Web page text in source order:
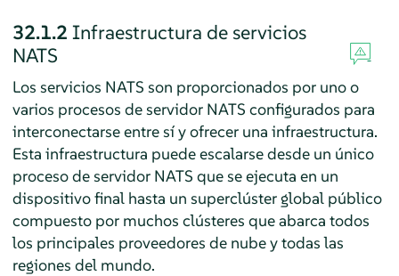
32.1.2 Infraestructura de servicios
NATS
Los servicios NATS son proporcionados por uno o
varios procesos de servidor NATS configurados para
interconectarse entre sí y ofrecer una infraestructura.
Esta infraestructura puede escalarse desde un único
proceso de servidor NATS que se ejecuta en un
dispositivo final hasta un superclúster global público
compuesto por muchos clústeres que abarca todos
los principales proveedores de nube y todas las
regiones del mundo.